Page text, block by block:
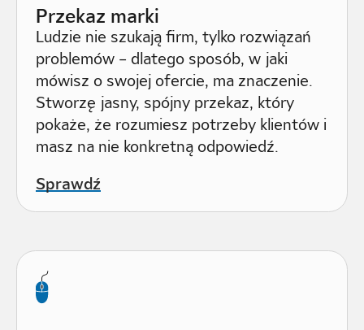
Przekaz marki
Ludzie nie szukają firm, tylko rozwiązań
problemów – dlatego sposób, w jaki
mówisz o swojej ofercie, ma znaczenie.
Stworzę jasny, spójny przekaz, który
pokaże, że rozumiesz potrzeby klientów i
masz na nie konkretną odpowiedź.
Sprawdź